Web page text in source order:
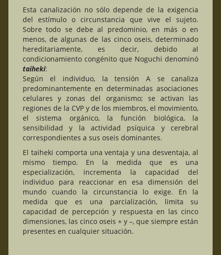
Esta canalización no sólo depende de la exigencia
del estímulo o circunstancia que vive el sujeto.
Sobre todo se debe al predominio, en más o en
menos, de algunas de las cinco oseis, determinado
hereditariamente, es decir, debido al
condicionamiento congénito que Noguchi denominó
taiheki:
Según el individuo, la tensión A se canaliza
predominantemente en determinadas asociaciones
celulares y zonas del organismo; se activan las
regiones de la CVP y de los miembros, el movimiento,
el sistema orgánico, la función biológica, la
sensibilidad y la actividad psíquica y cerebral
correspondientes a sus oseis dominantes.
El taiheki comporta una ventaja y una desventaja, al
mismo tiempo. En la medida que es una
especialización, incrementa la capacidad del
individuo para reaccionar en esa dimensión del
mundo cuando la circunstancia lo exige. En la
medida que es una parcialización, limita su
capacidad de percepción y respuesta en las cinco
dimensiones, las cinco oseis + y –, que siempre están
presentes en cualquier situación.